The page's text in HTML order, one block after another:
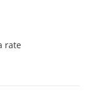
rate